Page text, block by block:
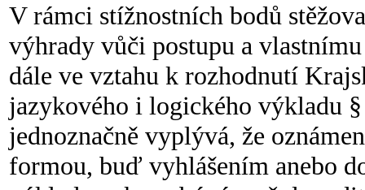
V rámci stížnostních bodů
výhrady vůči postupu a
dále ve vztahu k rozhodnutí
jazykového i logického výkladu
jednoznačně vyplývá, že
formou, buď vyhlášením anebo